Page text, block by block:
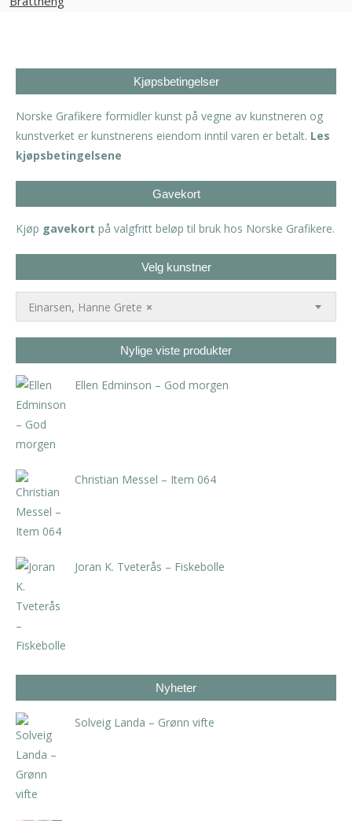
Kjøpsbetingelser
Norske Grafikere formidler kunst på vegne av kunstneren og
kunstverket er kunstnerens eiendom inntil varen er betalt. Les
kjøpsbetingelsene
Gavekort
Kjøp gavekort på valgfritt beløp til bruk hos Norske Grafikere.
Velg kunstner
×
Einarsen, Hanne Grete
Nylige viste produkter
Ellen Edminson – God morgen
Christian Messel – Item 064
Joran K. Tveterås – Fiskebolle
Nyheter
Solveig Landa – Grønn vifte